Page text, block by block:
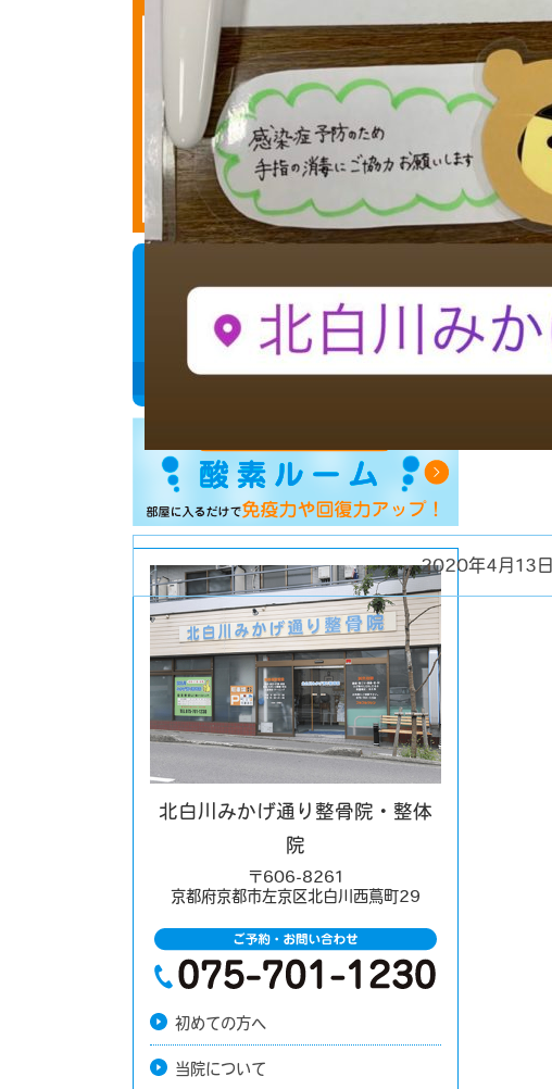
投
稿
2020年4月13日
北白川みかげ通り整骨院・整体
院
〒606-8261
京都府京都市左京区北白川西蔦町29
初めての方へ
当院について